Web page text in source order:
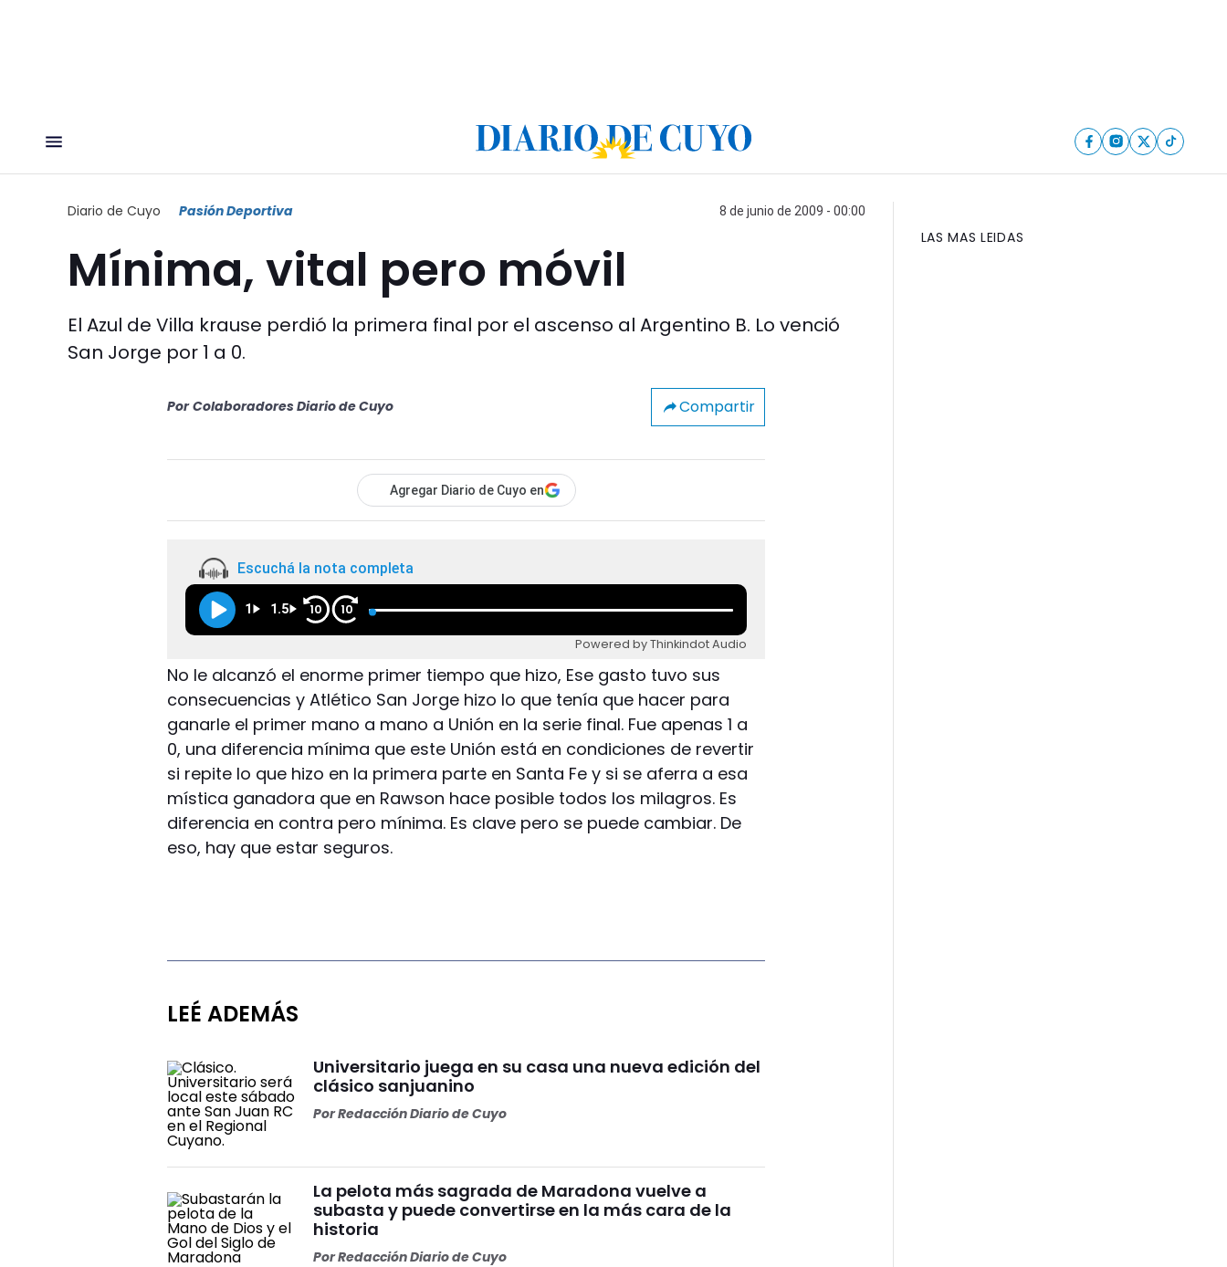
Diario de Cuyo Pasión Deportiva 8 de junio de 2009 - 00:00
Mínima, vital pero móvil
El Azul de Villa krause perdió la primera final por el ascenso al Argentino B. Lo venció
San Jorge por 1 a 0.
Por Colaboradores Diario de Cuyo Compartir
Agregar Diario de Cuyo en
Escuchá la nota completa
1 1.5 10 10
Powered by Thinkindot Audio
No le alcanzó el enorme primer tiempo que hizo, Ese gasto tuvo sus
consecuencias y Atlético San Jorge hizo lo que tenía que hacer para
ganarle el primer mano a mano a Unión en la serie final. Fue apenas 1 a
0, una diferencia mínima que este Unión está en condiciones de revertir
si repite lo que hizo en la primera parte en Santa Fe y si se aferra a esa
mística ganadora que en Rawson hace posible todos los milagros. Es
diferencia en contra pero mínima. Es clave pero se puede cambiar. De
eso, hay que estar seguros.
LEÉ ADEMÁS
Universitario juega en su casa una nueva edición del
clásico sanjuanino
PorRedacción Diario de Cuyo
La pelota más sagrada de Maradona vuelve a
subasta y puede convertirse en la más cara de la
historia
PorRedacción Diario de Cuyo
LAS MAS LEIDAS